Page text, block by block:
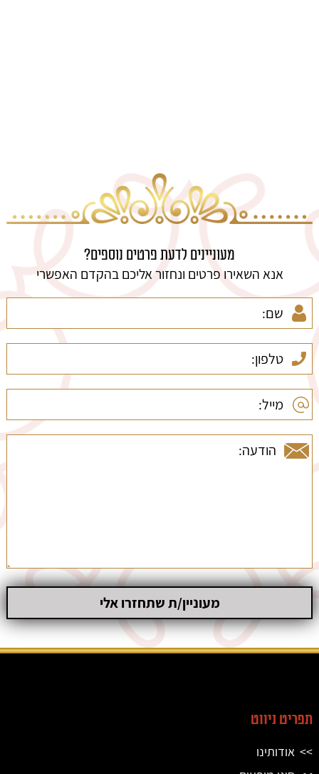
מעוניינים לדעת פרטים נוספים?
אנא השאירו פרטים ונחזור אליכם בהקדם האפשרי
תפריט ניווט
אודותינו